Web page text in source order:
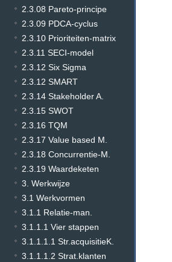
2.3.08 Pareto-principe
2.3.09 PDCA-cyclus
2.3.10 Prioriteiten-matrix
2.3.11 SECI-model
2.3.12 Six Sigma
2.3.12 SMART
2.3.14 Stakeholder A.
2.3.15 SWOT
2.3.16 TQM
2.3.17 Value based M.
2.3.18 Concurrentie-M.
2.3.19 Waardeketen
3. Werkwijze
3.1 Werkvormen
3.1.1 Relatie-man.
3.1.1.1 Vier stappen
3.1.1.1.1 Str.acquisitieK.
3.1.1.1.2 Strat.klanten